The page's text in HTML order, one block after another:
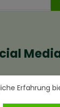
Erfahrung